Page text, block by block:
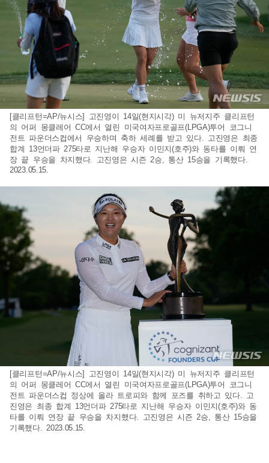
[클리프턴=AP/뉴시스] 고진영이 14일(현지시각) 미 뉴저지주 클리프턴
의 어퍼 몽클레어 CC에서 열린 미국여자프로골프(LPGA)투어 코그니
전트 파운더스컵에서 우승하며 축하 세례를 받고 있다. 고진영은 최종
합계 13언더파 275타로 지난해 우승자 이민지(호주)와 동타를 이뤄 연
장 끝 우승을 차지했다. 고진영은 시즌 2승, 통산 15승을 기록했다.
2023.05.15.
[클리프턴=AP/뉴시스] 고진영이 14일(현지시각) 미 뉴저지주 클리프턴
의 어퍼 몽클레어 CC에서 열린 미국여자프로골프(LPGA)투어 코그니
전트 파운더스컵 정상에 올라 트로피와 함께 포즈를 취하고 있다. 고
진영은 최종 합계 13언더파 275타로 지난해 우승자 이민지(호주)와 동
타를 이뤄 연장 끝 우승을 차지했다. 고진영은 시즌 2승, 통산 15승을
기록했다. 2023.05.15.